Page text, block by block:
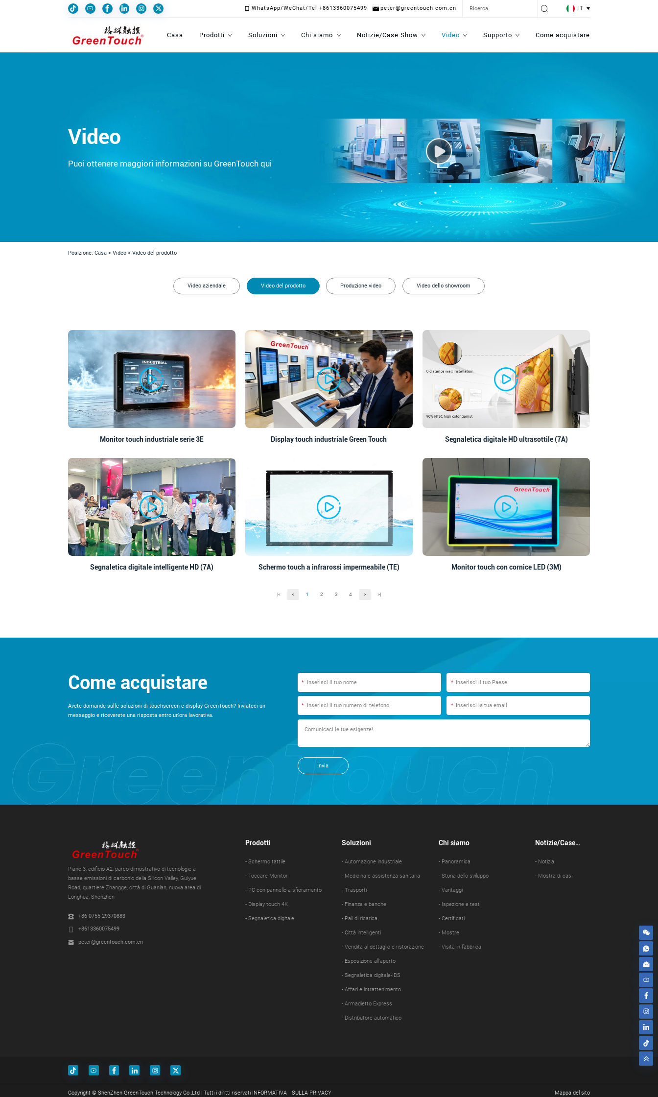
WhatsApp/WeChat/Tel +8613360075499 peter@greentouch.com.cn IT
Casa Prodotti Soluzioni Chi siamo Notizie/Case Show Video Supporto Come acquistare
Video
Puoi ottenere maggiori informazioni su GreenTouch qui
Posizione: Casa> Video>Video del prodotto
Video aziendale Video del prodotto Produzione video Video dello showroom
Monitor touch industriale serie 3E Display touch industriale Green Touch Segnaletica digitale HD ultrasottile (7A)
Segnaletica digitale intelligente HD (7A) Schermo touch a infrarossi impermeabile (TE) Monitor touch con cornice LED (3M)
|< < 1 2 3 4 > >|
Come acquistare
Avete domande sulle soluzioni di touchscreen e display GreenTouch? Inviateci un
messaggio e riceverete una risposta entro un'ora lavorativa.
* *
* *
Invia
Piano 3, edificio A2, parco dimostrativo di tecnologie a
basse emissioni di carbonio della Silicon Valley, Guiyue
Road, quartiere Zhangge, città di Guanlan, nuova area di
Longhua, Shenzhen
+86 0755-29370883
+8613360075499
peter@greentouch.com.cn
Prodotti
- Schermo tattile
- Toccare Monitor
- PC con pannello a sfioramento
- Display touch 4K
- Segnaletica digitale
Soluzioni
- Automazione industriale
- Medicina e assistenza sanitaria
- Trasporti
- Finanza e banche
- Pali di ricarica
- Città intelligenti
- Vendita al dettaglio e ristorazione
- Esposizione all'aperto
- Segnaletica digitale-IDS
- Affari e intrattenimento
- Armadietto Express
- Distributore automatico
Chi siamo
- Panoramica
- Storia dello sviluppo
- Vantaggi
- Ispezione e test
- Certificati
- Mostre
- Visita in fabbrica
Notizie/Case
- Notizia
- Mostra di casi
Copyright © ShenZhen GreenTouch Technology Co.,Ltd | Tutti i diritti riservati INFORMATIVA SULLA PRIVACY Mappa del sito